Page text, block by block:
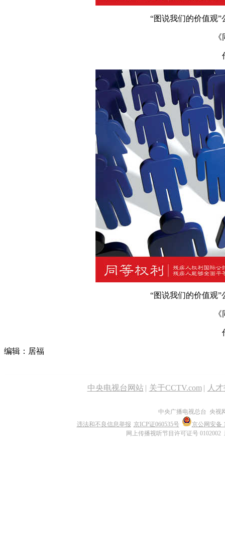
“图说我们的价值观
“图说我们的价值观
编辑：居福
中央电视台网站 | 关于CCTV.com | 人
中央广播电视总台 央视
违法和不良信息举报 京ICP证060535号
京公网安备
网上传播视听节目许可证号 0102002